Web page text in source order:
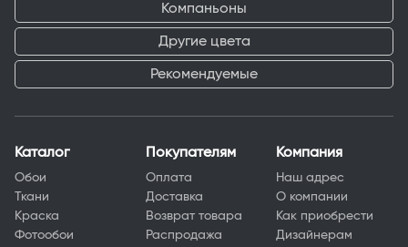
Компаньоны
Другие цвета
Рекомендуемые
Каталог
Обои
Ткани
Краска
Фотообои
Покупателям
Оплата
Доставка
Возврат товара
Распродажа
Компания
Наш адрес
О компании
Как приобрести
Дизайнерам